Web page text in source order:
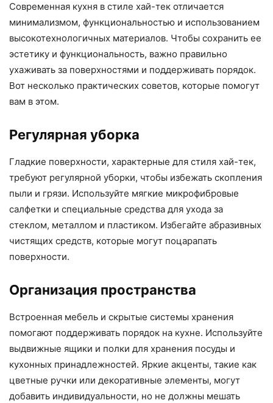
Современная кухня в стиле хай-тек отличается
минимализмом, функциональностью и использованием
высокотехнологичных материалов. Чтобы сохранить ее
эстетику и функциональность, важно правильно
ухаживать за поверхностями и поддерживать порядок.
Вот несколько практических советов, которые помогут
вам в этом.
Регулярная уборка
Гладкие поверхности, характерные для стиля хай-тек,
требуют регулярной уборки, чтобы избежать скопления
пыли и грязи. Используйте мягкие микрофибровые
салфетки и специальные средства для ухода за
стеклом, металлом и пластиком. Избегайте абразивных
чистящих средств, которые могут поцарапать
поверхности.
Организация пространства
Встроенная мебель и скрытые системы хранения
помогают поддерживать порядок на кухне. Используйте
выдвижные ящики и полки для хранения посуды и
кухонных принадлежностей. Яркие акценты, такие как
цветные ручки или декоративные элементы, могут
добавить индивидуальности, но не должны мешать